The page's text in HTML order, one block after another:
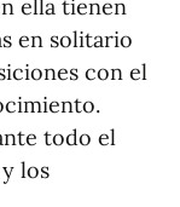
ella tienen
en solitario
con el
todo el
los